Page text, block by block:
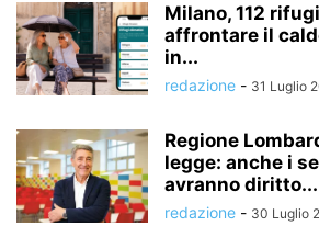
Milano, 112
affrontare il
in...
redazione - 31 Luglio
Regione
legge: anche i
avranno diritto...
redazione - 30 Luglio